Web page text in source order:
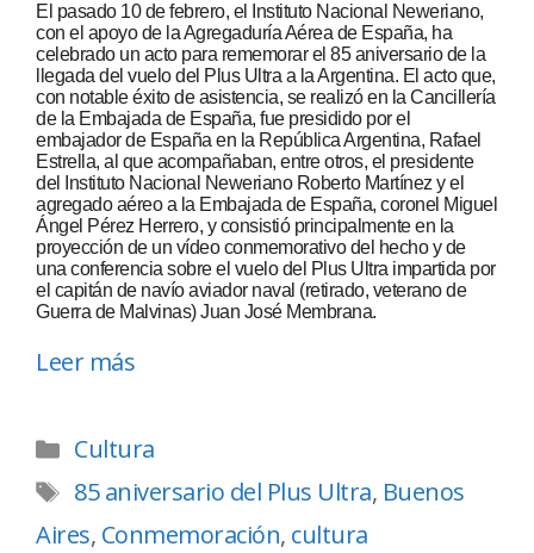
El pasado 10 de febrero, el Instituto Nacional Neweriano,
con el apoyo de la Agregaduría Aérea de España, ha
celebrado un acto para rememorar el 85 aniversario de la
llegada del vuelo del Plus Ultra a la Argentina. El acto que,
con notable éxito de asistencia, se realizó en la Cancillería
de la Embajada de España, fue presidido por el
embajador de España en la República Argentina, Rafael
Estrella, al que acompañaban, entre otros, el presidente
del Instituto Nacional Neweriano Roberto Martínez y el
agregado aéreo a la Embajada de España, coronel Miguel
Ángel Pérez Herrero, y consistió principalmente en la
proyección de un vídeo conmemorativo del hecho y de
una conferencia sobre el vuelo del Plus Ultra impartida por
el capitán de navío aviador naval (retirado, veterano de
Guerra de Malvinas) Juan José Membrana.
Leer más
Cultura
85 aniversario del Plus Ultra, Buenos
Aires, Conmemoración, cultura